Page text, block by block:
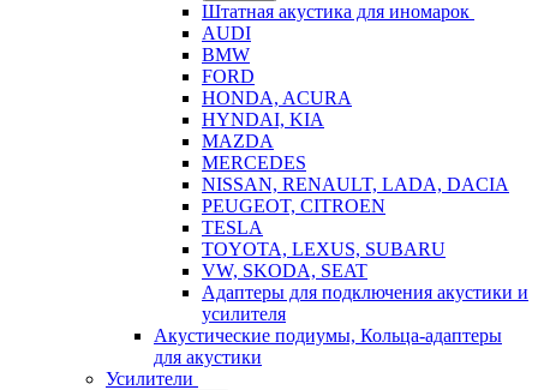
Штатная акустика для иномарок
AUDI
BMW
FORD
HONDA, ACURA
HYNDAI, KIA
MAZDA
MERCEDES
NISSAN, RENAULT, LADA, DACIA
PEUGEOT, CITROEN
TESLA
TOYOTA, LEXUS, SUBARU
VW, SKODA, SEAT
Адаптеры для подключения акустики и
усилителя
Акустические подиумы, Кольца-адаптеры
для акустики
Усилители